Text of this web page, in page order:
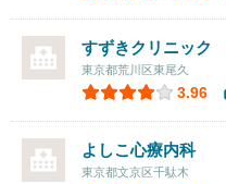
すずきクリニック
東京都荒川区東尾久
3.96
よしこ心療内科
東京都文京区千駄木